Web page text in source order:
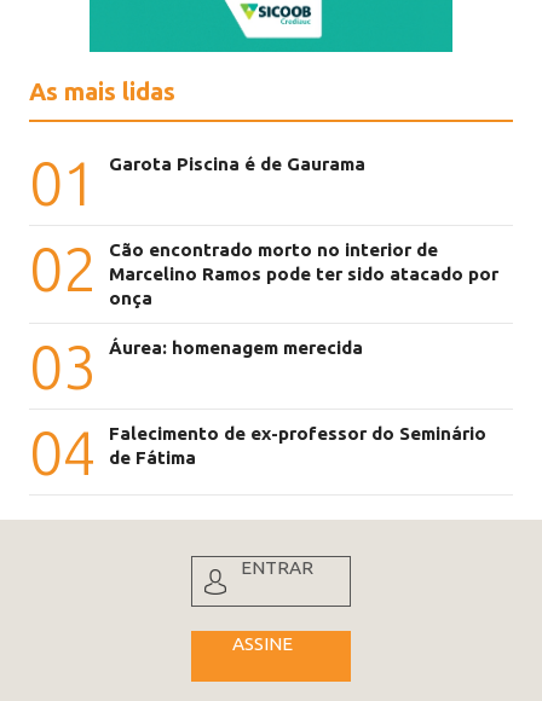
As mais lidas
01 Garota Piscina é de Gaurama
02
Cão encontrado morto no interior de
Marcelino Ramos pode ter sido atacado por
onça
03 Áurea: homenagem merecida
04
Falecimento de ex-professor do Seminário
de Fátima
ENTRAR
ASSINE